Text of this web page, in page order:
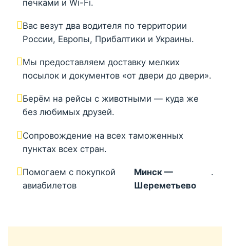
печками и Wi-Fi.
Вас везут два водителя по территории
России, Европы, Прибалтики и Украины.
Мы предоставляем доставку мелких
посылок и документов «от двери до двери».
Берём на рейсы с животными — куда же
без любимых друзей.
Сопровождение на всех таможенных
пунктах всех стран.
Помогаем с покупкой
авиабилетов
Минск —
Шереметьево
.